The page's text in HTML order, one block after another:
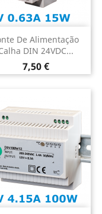
De Alimentação
DIN 24VDC...
Preço
7,50 €